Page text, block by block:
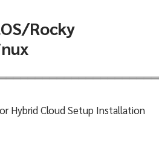
Rocky
Hybrid Cloud Setup Installation